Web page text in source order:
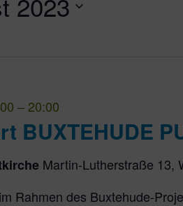
BUXTEHUDE
– 20:00
Martin-Lutherstraße 13,
Rahmen des Buxtehude-